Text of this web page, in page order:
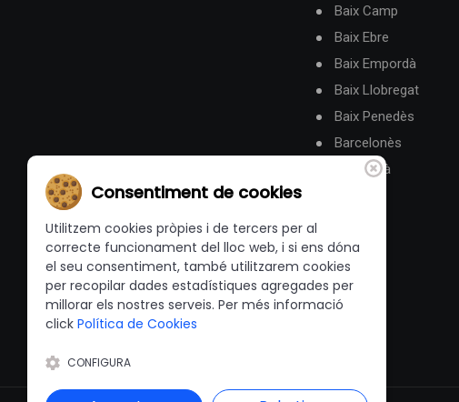
Baix Camp
Baix Ebre
Baix Empordà
Baix Llobregat
Baix Penedès
Barcelonès
Berguedà
Consentiment de cookies
Utilitzem cookies pròpies i de tercers per al
correcte funcionament del lloc web, i si ens dóna
el seu consentiment, també utilitzarem cookies
per recopilar dades estadístiques agregades per
millorar els nostres serveis. Per més informació
click Política de Cookies
CONFIGURA